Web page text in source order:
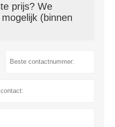
prijs? We
(binnen